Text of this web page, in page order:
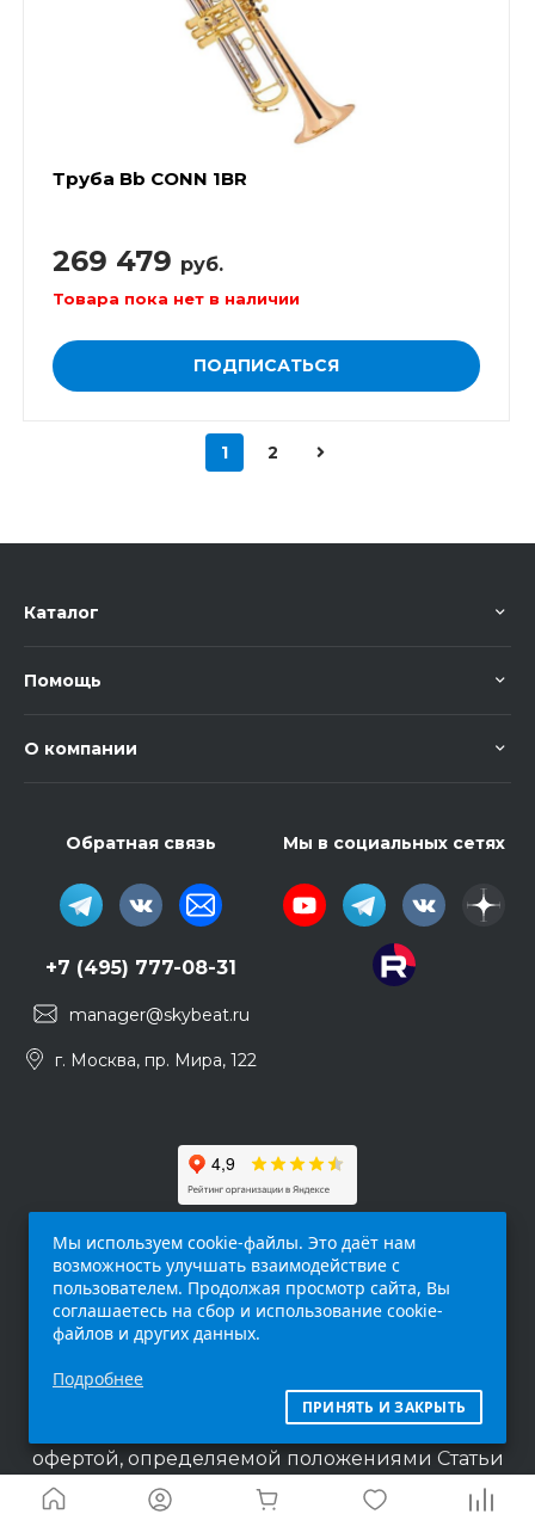
Труба Bb CONN 1BR
269 479 руб.
Товара пока нет в наличии
ПОДПИСАТЬСЯ
1 2
Каталог
Помощь
О компании
Обратная связь
+7 (495) 777-08-31
manager@skybeat.ru
г. Москва, пр. Мира, 122
Мы в социальных сетях
интернет-сайт (
исключительно информационный характер и
ни при каких условиях не является публичной
офертой, определяемой положениями Статьи
437 п.2 Гражданского кодекса Российской
Мы используем cookie-файлы. Это даёт нам
возможность улучшать взаимодействие с
пользователем. Продолжая просмотр сайта, Вы
соглашаетесь на сбор и использование cookie-
файлов и других данных.
Подробнее
ПРИНЯТЬ И ЗАКРЫТЬ